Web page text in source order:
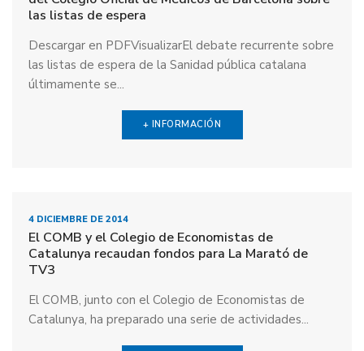
las listas de espera
Descargar en PDFVisualizarEl debate recurrente sobre
las listas de espera de la Sanidad pública catalana
últimamente se...
+ INFORMACIÓN
4 DICIEMBRE DE 2014
El COMB y el Colegio de Economistas de
Catalunya recaudan fondos para La Marató de
TV3
El COMB, junto con el Colegio de Economistas de
Catalunya, ha preparado una serie de actividades...